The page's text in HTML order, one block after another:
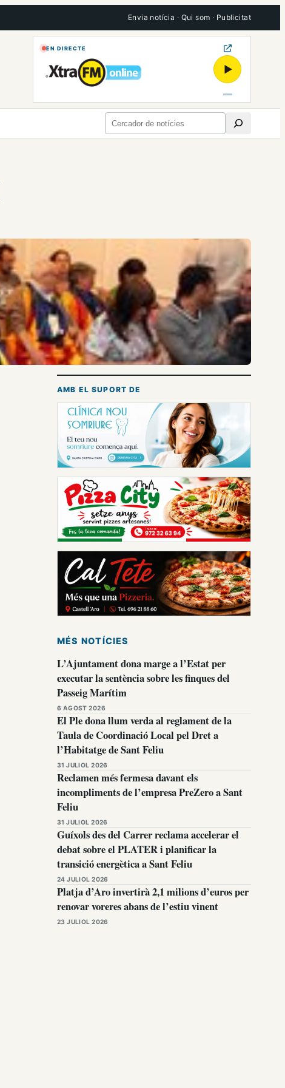
Envia notícia · Qui som · Publicitat
EN DIRECTE
▶
Cerca
AMB EL SUPORT DE
MÉS NOTÍCIES
L’Ajuntament dona marge a l’Estat per
executar la sentència sobre les finques del
Passeig Marítim
6 AGOST 2026
El Ple dona llum verda al reglament de la
Taula de Coordinació Local pel Dret a
l’Habitatge de Sant Feliu
31 JULIOL 2026
Reclamen més fermesa davant els
incompliments de l’empresa PreZero a Sant
Feliu
31 JULIOL 2026
Guíxols des del Carrer reclama accelerar el
debat sobre el PLATER i planificar la
transició energètica a Sant Feliu
24 JULIOL 2026
Platja d’Aro invertirà 2,1 milions d’euros per
renovar voreres abans de l’estiu vinent
23 JULIOL 2026